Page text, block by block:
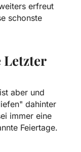
erfreut
schonste
Letzter
aber und
dahinter
immer eine
Feiertage.